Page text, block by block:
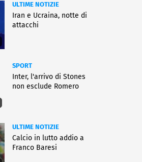
ULTIME NOTIZIE
Iran e Ucraina, notte di
attacchi
SPORT
Inter, l'arrivo di Stones
non esclude Romero
ULTIME NOTIZIE
Calcio in lutto addio a
Franco Baresi